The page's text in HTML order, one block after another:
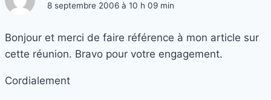
8 septembre 2006 à 10 h 09 min
Bonjour et merci de faire référence à mon article sur
cette réunion. Bravo pour votre engagement.
Cordialement